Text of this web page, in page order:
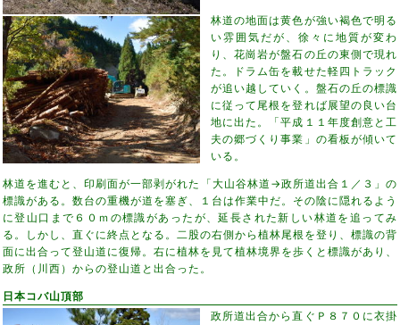
林道の地面は黄色が強い褐色で明る
い雰囲気だが、徐々に地質が変わ
り、花崗岩が盤石の丘の東側で現れ
た。ドラム缶を載せた軽四トラック
が追い越していく。盤石の丘の標識
に従って尾根を登れば展望の良い台
地に出た。「平成１１年度創意と工
夫の郷づくり事業」の看板が傾いて
いる。
林道を進むと、印刷面が一部剥がれた「大山谷林道→政所道出合１／３」の
標識がある。数台の重機が道を塞ぎ、１台は作業中だ。その陰に隠れるよう
に登山口まで６０ｍの標識があったが、延長された新しい林道を追ってみ
る。しかし、直ぐに終点となる。二股の右側から植林尾根を登り、標識の背
面に出合って登山道に復帰。右に植林を見て植林境界を歩くと標識があり、
政所（川西）からの登山道と出合った。
日本コバ山頂部
政所道出合から直ぐＰ８７０に衣掛